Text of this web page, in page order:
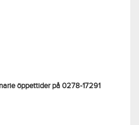
öppettider på 0278-17291